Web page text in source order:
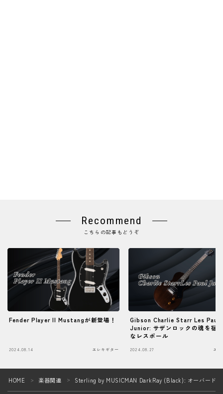
Recommend
こちらの記事もどうぞ
Fender Player II Mustangが新登場！
2024.08.14 エレキギター
Gibson Charlie Starr Les Paul
Junior: サザンロックの魂を宿
なレスポール
2024.08.27 エ
HOME ＞ 楽器関連 ＞ Sterling by MUSICMAN DarkRay (Black): オーバード